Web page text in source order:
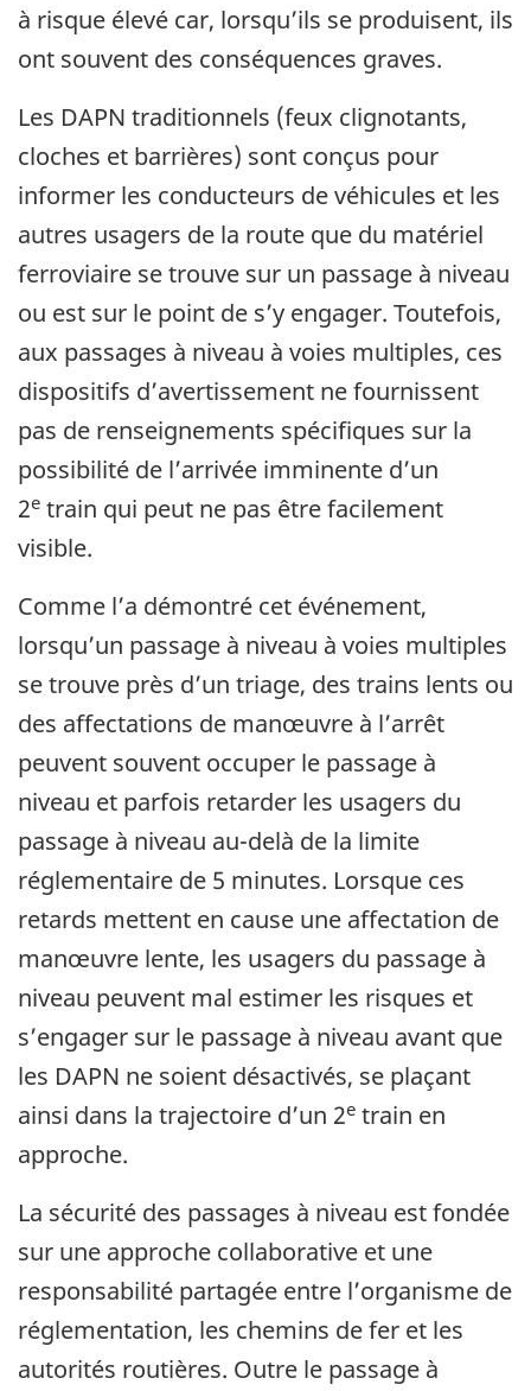
à risque élevé car, lorsqu’ils se produisent, ils
ont souvent des conséquences graves.
Les DAPN traditionnels (feux clignotants,
cloches et barrières) sont conçus pour
informer les conducteurs de véhicules et les
autres usagers de la route que du matériel
ferroviaire se trouve sur un passage à niveau
ou est sur le point de s’y engager. Toutefois,
aux passages à niveau à voies multiples, ces
dispositifs d’avertissement ne fournissent
pas de renseignements spécifiques sur la
possibilité de l’arrivée imminente d’un
2e train qui peut ne pas être facilement
visible.
Comme l’a démontré cet événement,
lorsqu’un passage à niveau à voies multiples
se trouve près d’un triage, des trains lents ou
des affectations de manœuvre à l’arrêt
peuvent souvent occuper le passage à
niveau et parfois retarder les usagers du
passage à niveau au-delà de la limite
réglementaire de 5 minutes. Lorsque ces
retards mettent en cause une affectation de
manœuvre lente, les usagers du passage à
niveau peuvent mal estimer les risques et
s’engager sur le passage à niveau avant que
les DAPN ne soient désactivés, se plaçant
ainsi dans la trajectoire d’un 2e train en
approche.
La sécurité des passages à niveau est fondée
sur une approche collaborative et une
responsabilité partagée entre l’organisme de
réglementation, les chemins de fer et les
autorités routières. Outre le passage à